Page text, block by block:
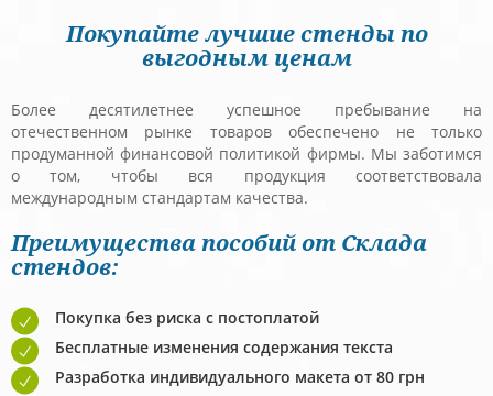
Покупайте лучшие стенды по
выгодным ценам
Более десятилетнее успешное пребывание на
отечественном рынке товаров обеспечено не только
продуманной финансовой политикой фирмы. Мы заботимся
о том, чтобы вся продукция соответствовала
международным стандартам качества.
Преимущества пособий от Склада
стендов:
Покупка без риска с постоплатой
Бесплатные изменения содержания текста
Разработка индивидуального макета от 80 грн